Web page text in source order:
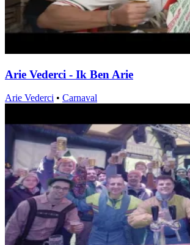
Arie Vederci - Ik Ben Arie
Arie Vederci • Carnaval